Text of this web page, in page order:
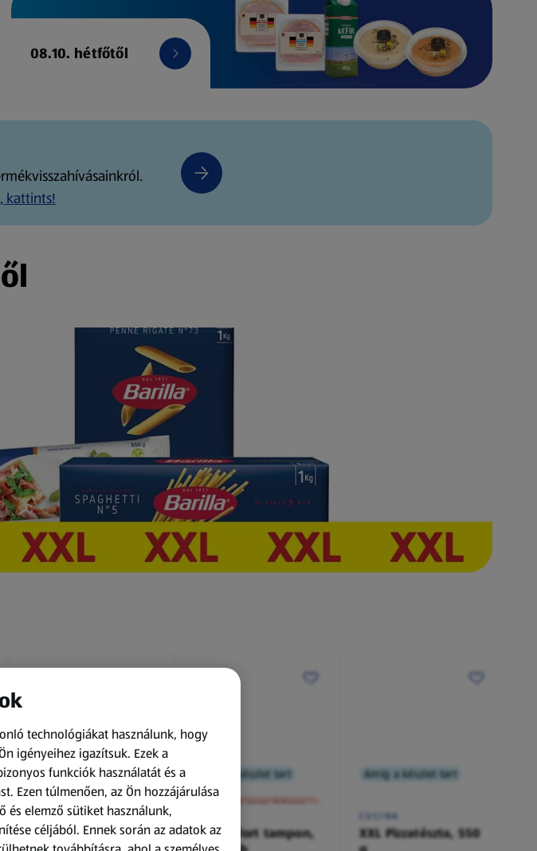
08.10. hétfőtől
kattints!
Amíg a készlet tart
XXL
O.B.
Procomfort tampon,
Amíg a készlet tart
XXL
A termék nem érkezett meg!
Procomfort tampon,
Amíg a készlet tart
CUCINA
XXL Pizzatészta, 550
technológiákat használunk, hogy
igényeihez igazítsuk. Ezek a
funkciók használatát és a
Ezen túlmenően, az Ön hozzájárulása
és elemző sütiket használunk,
céljából. Ennek során az adatok az